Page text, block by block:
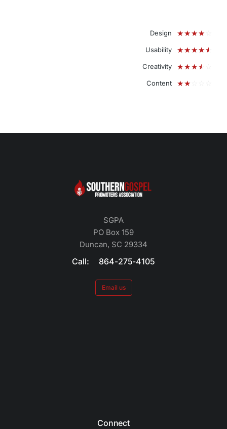
Design ☆☆☆☆
Usability ☆☆☆☆☆
Creativity ☆☆☆☆
Content ☆☆
SGPA
PO Box 159
Duncan, SC 29334
Call: 864-275-4105
Email us
Connect